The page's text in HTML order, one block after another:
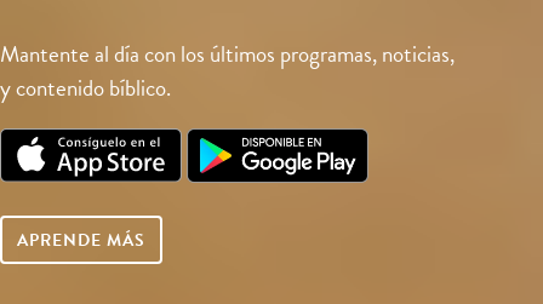
Mantente al día con los últimos programas, noticias,
y contenido bíblico.
APRENDE MÁS